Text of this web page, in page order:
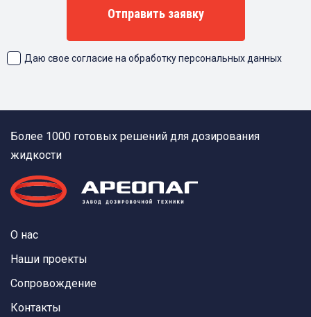
Отправить заявку
Даю свое согласие на обработку персональных данных
Более 1000 готовых решений для дозирования
жидкости
О нас
Наши проекты
Сопровождение
Контакты